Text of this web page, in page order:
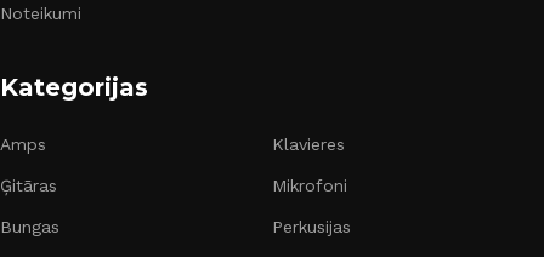
Noteikumi
Kategorijas
Amps
Ģitāras
Bungas
Klavieres
Mikrofoni
Perkusijas